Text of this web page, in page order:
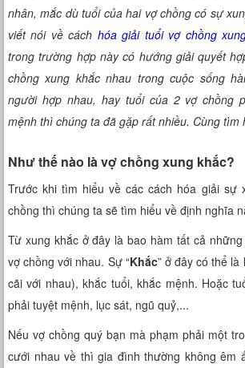
nhân, mắc dù tuổi của hai vợ chồng có sự
viết nói về cách hóa giải tuổi vợ chồng
trong trường hợp này có hướng giải quyết
chồng xung khắc nhau trong cuộc sống
người hợp nhau, hay tuổi của 2 vợ chồng
mệnh thì chúng ta đã gặp rất nhiều. Cùng tìm
Như thế nào là vợ chồng xung khắc?
Trước khi tìm hiểu về các cách hóa giải sự
chồng thì chúng ta sẽ tìm hiểu về định nghĩa
Từ xung khắc ở đây là bao hàm tất cả
vợ chồng với nhau. Sự “Khắc” ở đây có thể
cãi với nhau), khắc tuổi, khắc mệnh. Hoặc
phải tuyệt mệnh, lục sát, ngũ quỷ,...
Nếu vợ chồng quý bạn mà phạm phải một
cưới nhau về thì gia đình thường không êm